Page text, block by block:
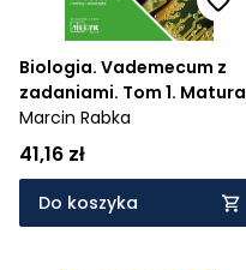
Biologia. Vademecum z
zadaniami. Tom 1. Matura
Marcin Rabka
41,16 zł
Do koszyka